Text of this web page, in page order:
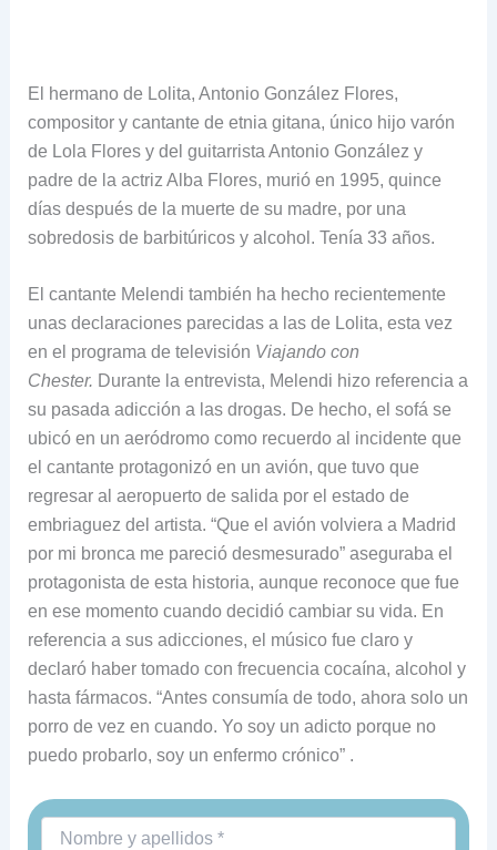
El hermano de Lolita, Antonio González Flores,
compositor y cantante de etnia gitana, único hijo varón
de Lola Flores y del guitarrista Antonio González y
padre de la actriz Alba Flores, murió en 1995, quince
días después de la muerte de su madre, por una
sobredosis de barbitúricos y alcohol. Tenía 33 años.
El cantante Melendi también ha hecho recientemente
unas declaraciones parecidas a las de Lolita, esta vez
en el programa de televisión Viajando con
Chester. Durante la entrevista, Melendi hizo referencia a
su pasada adicción a las drogas. De hecho, el sofá se
ubicó en un aeródromo como recuerdo al incidente que
el cantante protagonizó en un avión, que tuvo que
regresar al aeropuerto de salida por el estado de
embriaguez del artista. “Que el avión volviera a Madrid
por mi bronca me pareció desmesurado” aseguraba el
protagonista de esta historia, aunque reconoce que fue
en ese momento cuando decidió cambiar su vida. En
referencia a sus adicciones, el músico fue claro y
declaró haber tomado con frecuencia cocaína, alcohol y
hasta fármacos. “Antes consumía de todo, ahora solo un
porro de vez en cuando. Yo soy un adicto porque no
puedo probarlo, soy un enfermo crónico” .